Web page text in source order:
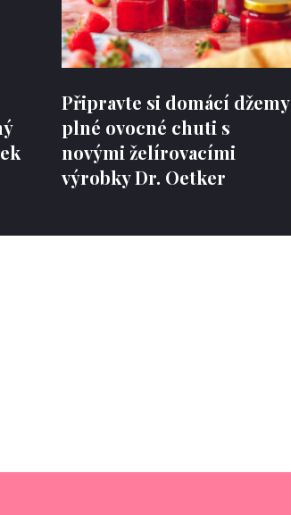
Připravte si domácí džemy
plné ovocné chuti s
novými želírovacími
výrobky Dr. Oetker